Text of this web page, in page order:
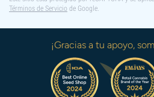
Términos de Servicio de Google.
¡Gracias a tu apoyo,